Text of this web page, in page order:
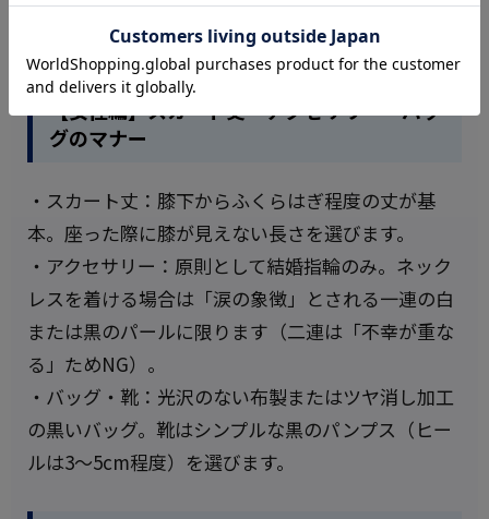
【女性編】スカート丈・アクセサリー・バッ
グのマナー
・スカート丈：膝下からふくらはぎ程度の丈が基
本。座った際に膝が見えない長さを選びます。
・アクセサリー：原則として結婚指輪のみ。ネック
レスを着ける場合は「涙の象徴」とされる一連の白
または黒のパールに限ります（二連は「不幸が重な
る」ためNG）。
・バッグ・靴：光沢のない布製またはツヤ消し加工
の黒いバッグ。靴はシンプルな黒のパンプス（ヒー
ルは3〜5cm程度）を選びます。